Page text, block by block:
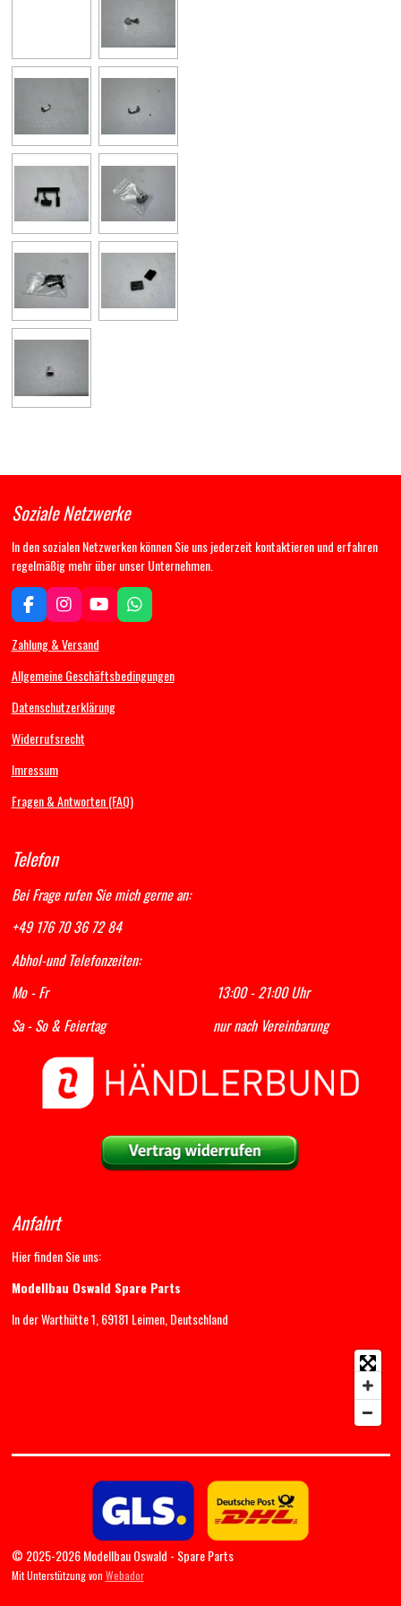
Soziale Netzwerke
In den sozialen Netzwerken können Sie uns jederzeit kontaktieren und erfahren
regelmäßig mehr über unser Unternehmen.
F
a
c
b
o
I
n
s
a
r
m
Y
o
u
u
e
W
h
s
Zahlung & Versand
Allgemeine Geschäftsbedingungen
Datenschutzerklärung
Widerrufsrecht
Imressum
Fragen & Antworten (FAQ)
Telefon
Bei Frage rufen Sie mich gerne an:
+49 176 70 36 72 84
Abhol-und Telefonzeiten:
Mo - Fr 13:00 - 21:00 Uhr
Sa - So & Feiertag nur nach Vereinbarung
Anfahrt
Hier finden Sie uns:
Modellbau Oswald Spare Parts
In der Warthütte 1, 69181 Leimen, Deutschland
© 2025-2026 Modellbau Oswald - Spare Parts
Mit Unterstützung von Webador